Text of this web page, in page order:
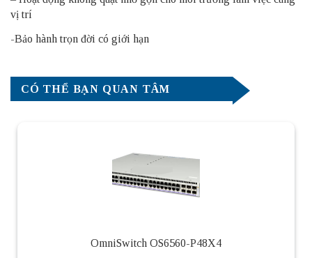
vị trí
-Bảo hành trọn đời có giới hạn
CÓ THỂ BẠN QUAN TÂM
OmniSwitch OS6560-P48X4